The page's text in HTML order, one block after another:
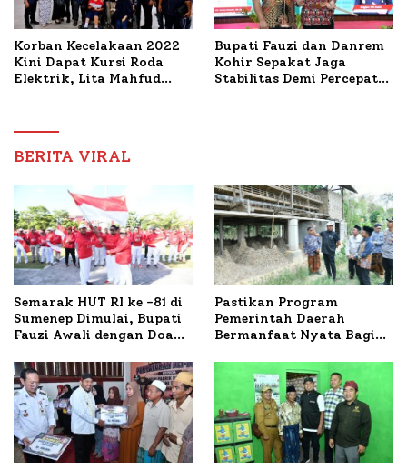
Korban Kecelakaan 2022
Kini Dapat Kursi Roda
Elektrik, Lita Mahfud
Nabil
Bupati Fauzi dan Danrem
Kohir Sepakat Jaga
Stabilitas Demi Percepat
BERITA VIRAL
Semarak HUT RI ke -81 di
Sumenep Dimulai, Bupati
Fauzi Awali dengan Doa
Terbakar
Pastikan Program
Pemerintah Daerah
Bermanfaat Nyata Bagi
Sumenep Tinjau Langsung
Budidaya Lele dan Ayam
Petelur di Desa Bataal
Timur